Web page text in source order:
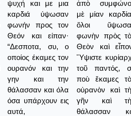
ψυχή και με μια
καρδιά ύψωσαν
φωνήν προς τον
Θεόν και είπαν·
“Δεσποτα, συ, ο
οποίος έκαμες τον
ουρανόν και την
γην και την
θάλασσαν και όλα
όσα υπάρχουν εις
αυτά,
ἀπὸ
μὲ μίαν
ὅλοι
φωνὴν πρὸς
Θεὸν καὶ
Ὕψιστε
τοῦ παντός,
ποὺ ἔκαμες
οὐρανὸν καὶ
γῆν καὶ
θάλασσαν